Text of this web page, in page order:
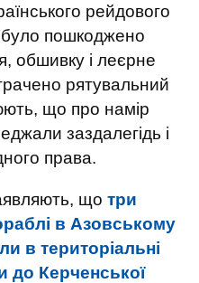
рейдового
було пошкоджено
обшивку і леєрне
рятувальний
що про намір
заздалегідь і
права.
що три
в Азовському
в територіальні
до Керченської